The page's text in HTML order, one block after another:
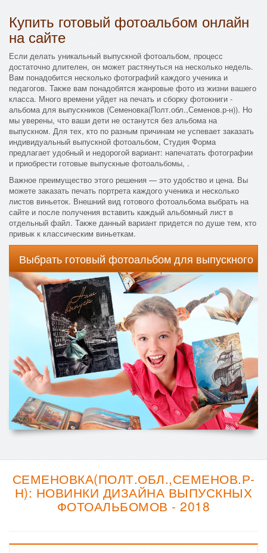
Купить готовый фотоальбом онлайн
на сайте
Если делать уникальный выпускной фотоальбом, процесс
достаточно длителен, он может растянуться на несколько недель.
Вам понадобится несколько фотографий каждого ученика и
педагогов. Также вам понадобятся жанровые фото из жизни вашего
класса. Много времени уйдет на печать и сборку фотокниги -
альбома для выпускников (Семеновка(Полт.обл.,Семенов.р-н)). Но
мы уверены, что ваши дети не останутся без альбома на
выпускном. Для тех, кто по разным причинам не успевает заказать
индивидуальный выпускной фотоальбом, Студия Форма
предлагает удобный и недорогой вариант: напечатать фотографии
и приобрести готовые выпускные фотоальбомы, .
Важное преимущество этого решения — это удобство и цена. Вы
можете заказать печать портрета каждого ученика и несколько
листов виньеток. Внешний вид готового фотоальбома выбрать на
сайте и после получения вставить каждый альбомный лист в
отдельный файл. Также данный вариант придется по душе тем, кто
привык к классическим виньеткам.
Выбрать готовый фотоальбом для выпускного
СЕМЕНОВКА(ПОЛТ.ОБЛ.,СЕМЕНОВ.Р-
Н): НОВИНКИ ДИЗАЙНА ВЫПУСКНЫХ
ФОТОАЛЬБОМОВ - 2018